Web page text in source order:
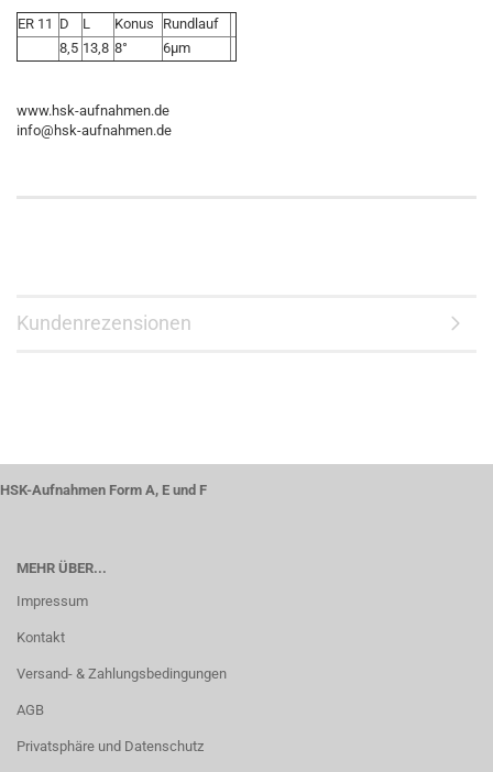
ER 11 D L Konus
Rundlauf
8,5 13,8 8° 6µm
www.hsk-aufnahmen.de
info@hsk-aufnahmen.de
Kundenrezensionen
HSK-Aufnahmen Form A, E und F
MEHR ÜBER...
Impressum
Kontakt
Versand- & Zahlungsbedingungen
AGB
Privatsphäre und Datenschutz